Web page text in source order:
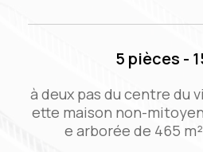
3 pièces -
Agréable maison de
de l'ancien et le confort
ce de vie de 35 m²